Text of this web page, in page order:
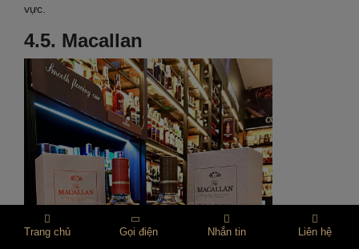
vực.
4.5. Macallan
Trang chủ Gọi điện Nhắn tin Liên hệ